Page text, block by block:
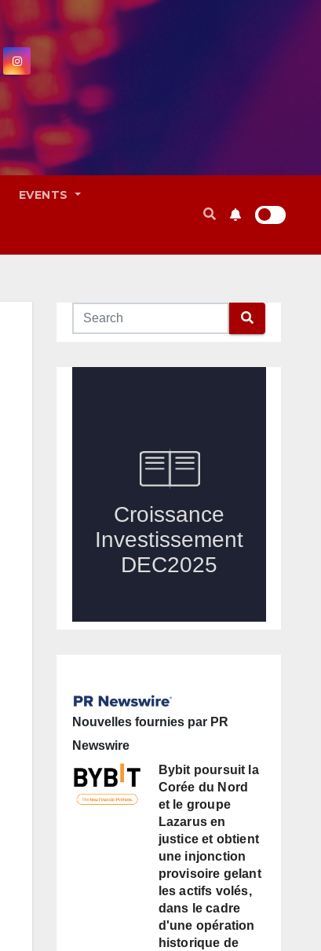
EVENTS
Nouvelles fournies par PR
Newswire
Bybit poursuit la
Corée du Nord
et le groupe
Lazarus en
justice et obtient
une injonction
provisoire gelant
les actifs volés,
dans le cadre
d'une opération
historique de